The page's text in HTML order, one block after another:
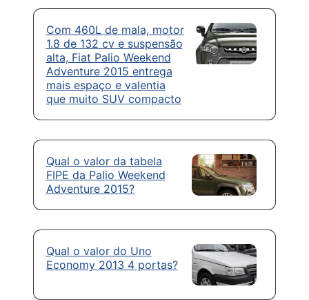
Com 460L de mala, motor
1.8 de 132 cv e suspensão
alta, Fiat Palio Weekend
Adventure 2015 entrega
mais espaço e valentia
que muito SUV compacto
Qual o valor da tabela
FIPE da Palio Weekend
Adventure 2015?
Qual o valor do Uno
Economy 2013 4 portas?